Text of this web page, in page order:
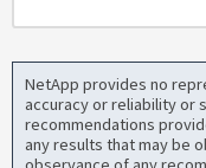
NetApp provides no
accuracy or reliability or
recommendations
any results that may be